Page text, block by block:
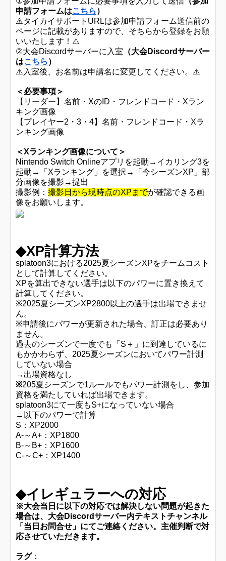
申請フォームはこちら ）
⚠️タイカイサポートURLは参加申請フォーム送信前の
ページに記載がありますので、そちらから登録をお願
いいたします！⚠️
②大会Discordサーバーに入室 （大会Discordサーバー
はこちら ）
⚠️入室後、 お名前は申請名に変更してください。 ⚠️
＜必要事項＞
【リーダー】名前・XのID・フレンドコード・Xラン
キング画像
【プレイヤー2・3・4】名前・フレンドコード・Xラ
ンキング画像
＜Xランキング画像について ＞
Nintendo Switch Onlineアプリを起動→イカリング3を
起動→「Xランキング」を選択→「今シーズンXP」部
分画像を撮影→提出
撮影例： 撮影日から現時点のXPまでが確認できる画
像をお願いします。
◆XP計算方法
splatoon3における2025夏シーズンXPをチームコスト
として計算してください。
XPを算出できない選手は以下のパワーに置き換えて
計算してください。
※2025夏シーズンXP2800以上の選手は出場できませ
ん。
※申請後にパワーが更新された場合、訂正は必要あり
ません。
過去のシーズンで一度でも「S＋」に到達しているに
もかかわらず、2025夏シーズンにおいてパワー計測
していない場合
→ 出場資格なし
※205夏シーズンで1ルールでもパワー計測をし、参加
資格を満たしていれば出場できます。
splatoon3にて一度もS+になっていない場合
→ 以下のパワーで計算
S：XP2000
A-～A+：XP1800
B-～B+：XP1600
C-～C+：XP1400
◆イレギュラーへの対応
※大会当日に以下の対応では解決しない問題が起きた
場合は、 大会Discordサーバー内テキストチャンネル
「当日お問合せ」にてご連絡ください。主催判断で対
応させていただきます。
ラグ ：